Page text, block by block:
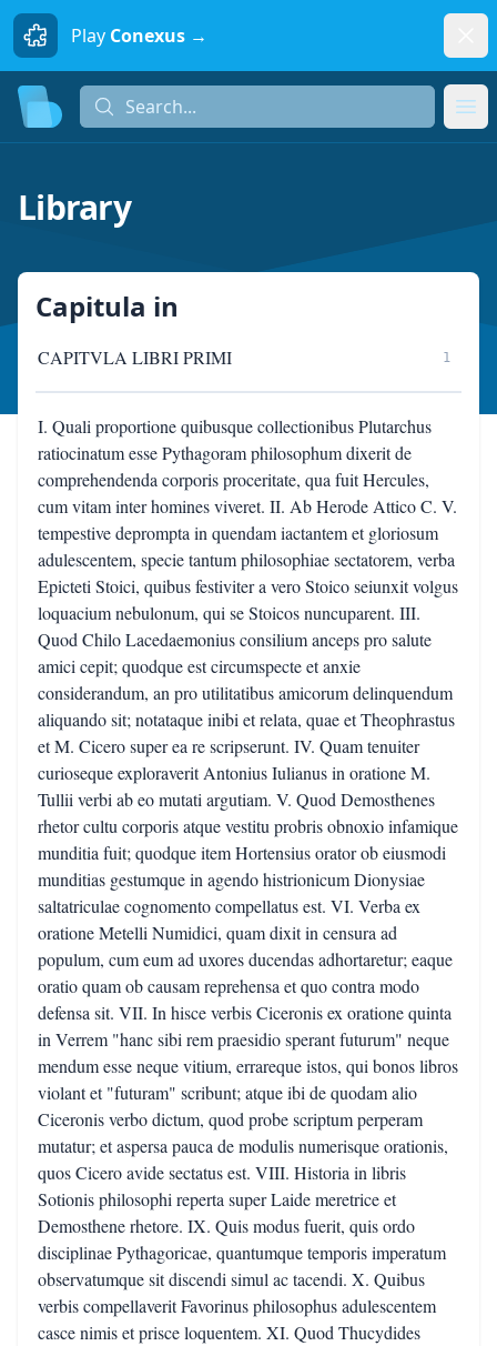
Play Conexus →
Search...
Library
Capitula in
CAPITVLA LIBRI PRIMI 1
I. Quali proportione quibusque collectionibus Plutarchus
ratiocinatum esse Pythagoram philosophum dixerit de
comprehendenda corporis proceritate, qua fuit Hercules,
cum vitam inter homines viveret. II. Ab Herode Attico C. V.
tempestive deprompta in quendam iactantem et gloriosum
adulescentem, specie tantum philosophiae sectatorem, verba
Epicteti Stoici, quibus festiviter a vero Stoico seiunxit volgus
loquacium nebulonum, qui se Stoicos nuncuparent. III.
Quod Chilo Lacedaemonius consilium anceps pro salute
amici cepit; quodque est circumspecte et anxie
considerandum, an pro utilitatibus amicorum delinquendum
aliquando sit; notataque inibi et relata, quae et Theophrastus
et M. Cicero super ea re scripserunt. IV. Quam tenuiter
curioseque exploraverit Antonius Iulianus in oratione M.
Tullii verbi ab eo mutati argutiam. V. Quod Demosthenes
rhetor cultu corporis atque vestitu probris obnoxio infamique
munditia fuit; quodque item Hortensius orator ob eiusmodi
munditias gestumque in agendo histrionicum Dionysiae
saltatriculae cognomento compellatus est. VI. Verba ex
oratione Metelli Numidici, quam dixit in censura ad
populum, cum eum ad uxores ducendas adhortaretur; eaque
oratio quam ob causam reprehensa et quo contra modo
defensa sit. VII. In hisce verbis Ciceronis ex oratione quinta
in Verrem "hanc sibi rem praesidio sperant futurum" neque
mendum esse neque vitium, errareque istos, qui bonos libros
violant et "futuram" scribunt; atque ibi de quodam alio
Ciceronis verbo dictum, quod probe scriptum perperam
mutatur; et aspersa pauca de modulis numerisque orationis,
quos Cicero avide sectatus est. VIII. Historia in libris
Sotionis philosophi reperta super Laide meretrice et
Demosthene rhetore. IX. Quis modus fuerit, quis ordo
disciplinae Pythagoricae, quantumque temporis imperatum
observatumque sit discendi simul ac tacendi. X. Quibus
verbis compellaverit Favorinus philosophus adulescentem
casce nimis et prisce loquentem. XI. Quod Thucydides